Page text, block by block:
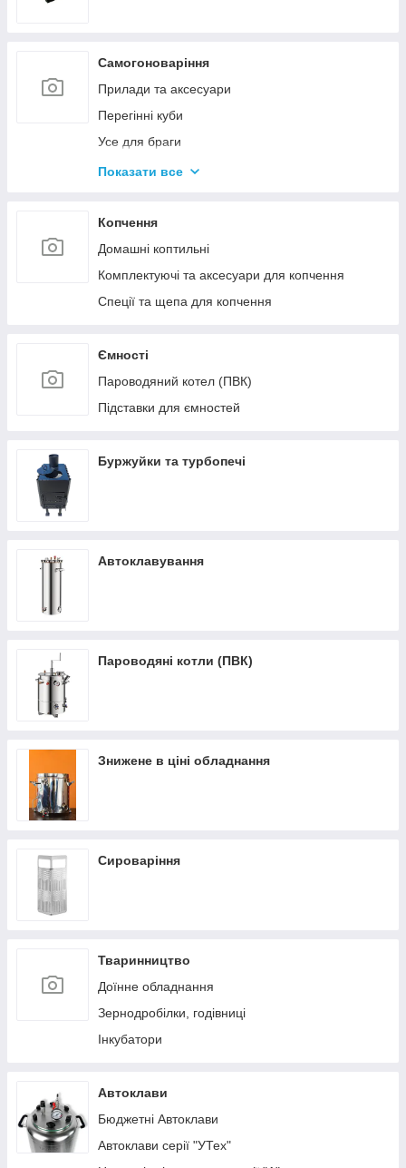
Самогоноваріння
Прилади та аксесуари
Перегінні куби
Усе для браги
Комплектуючі та запчастини
Колони без ємності
Показати все
Копчення
Домашні коптильні
Комплектуючі та аксесуари для копчення
Спеції та щепа для копчення
Ємності
Пароводяний котел (ПВК)
Підставки для ємностей
Буржуйки та турбопечі
Автоклавування
Пароводяні котли (ПВК)
Знижене в ціні обладнання
Сироваріння
Тваринництво
Доїнне обладнання
Зернодробілки, годівниці
Інкубатори
Автоклави
Бюджетні Автоклави
Автоклави серії "УТех"